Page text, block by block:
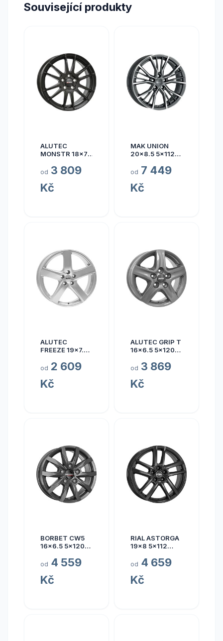
Související produkty
ALUTEC
MONSTR 18x7.5
od 3 809
Kč
MAK UNION
20x8.5 5x112
od 7 449
Kč
ALUTEC
FREEZE 19x7.5
od 2 609
Kč
ALUTEC GRIP T
16x6.5 5x120
od 3 869
Kč
BORBET CW5
16x6.5 5x120
od 4 559
Kč
RIAL ASTORGA
19x8 5x112
od 4 659
Kč